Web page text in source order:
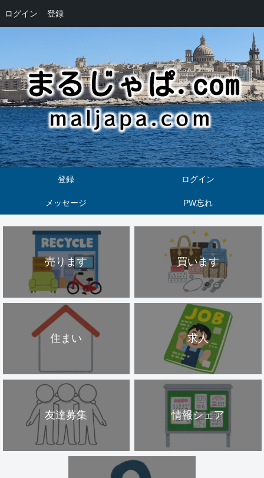
ログイン 登録
登録 ログイン
メッセージ PW忘れ
売ります 買います
住まい 求人
友達募集 情報シェア